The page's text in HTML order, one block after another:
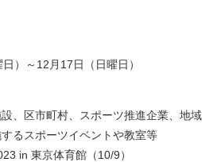
）～12月17日（日曜日）
、区市町村、スポーツ推進企業、地域
るスポーツイベントや教室等
in 東京体育館（10/9）